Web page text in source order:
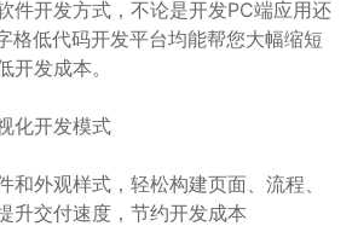
开发方式，不论是开发PC端应用还
格低代码开发平台均能帮您大幅缩短
开发成本。
开发模式
外观样式，轻松构建页面、流程、
升交付速度，节约开发成本